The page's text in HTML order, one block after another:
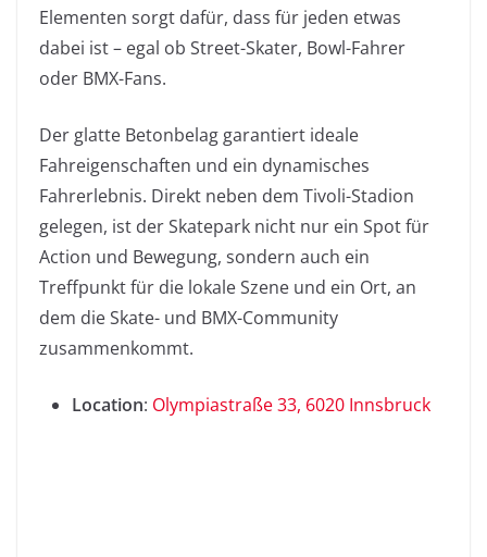
Elementen sorgt dafür, dass für jeden etwas
dabei ist – egal ob Street-Skater, Bowl-Fahrer
oder BMX-Fans.
Der glatte Betonbelag garantiert ideale
Fahreigenschaften und ein dynamisches
Fahrerlebnis. Direkt neben dem Tivoli-Stadion
gelegen, ist der Skatepark nicht nur ein Spot für
Action und Bewegung, sondern auch ein
Treffpunkt für die lokale Szene und ein Ort, an
dem die Skate- und BMX-Community
zusammenkommt.
Location: Olympiastraße 33, 6020 Innsbruck